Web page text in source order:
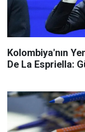
Kolombiya'nın
De La Espriella: